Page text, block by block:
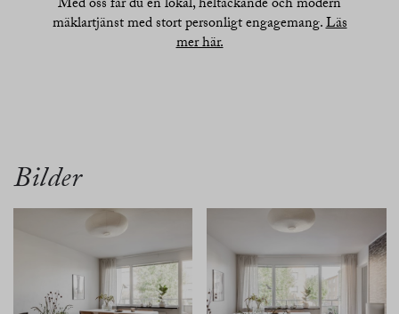
mäklartjänst med stort personligt engagemang.Läs
mer här.
Bilder